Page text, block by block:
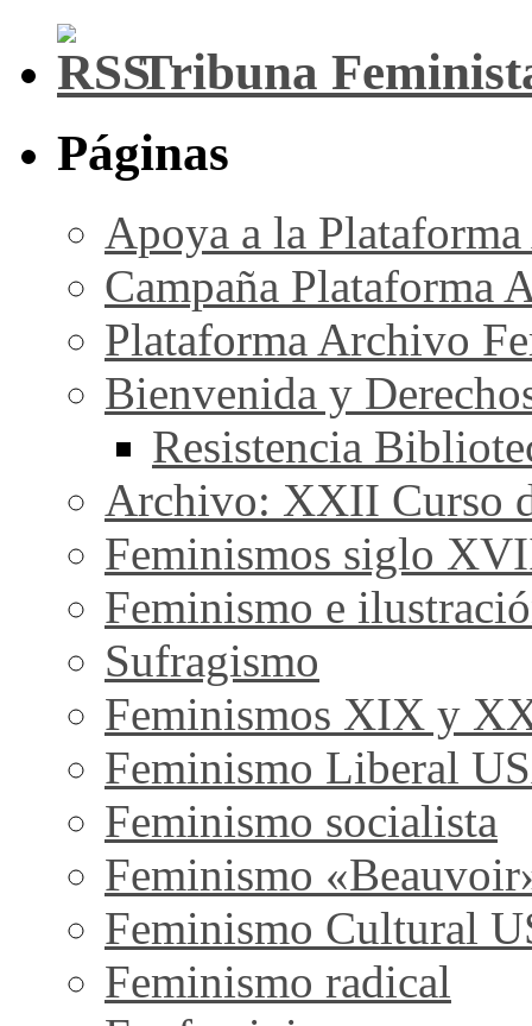
Tribuna
Páginas
Apoya a la
Campaña Plataforma
Plataforma Archivo
Bienvenida y
Resistencia
Archivo: XXII Curso
Feminismos siglo
Feminismo e
Sufragismo
Feminismos XIX y
Feminismo Liberal
Feminismo socialista
Feminismo
Feminismo Cultural
Feminismo radical